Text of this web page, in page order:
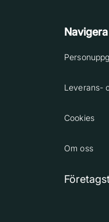
Navigera
Leverans-
Cookies
Om oss